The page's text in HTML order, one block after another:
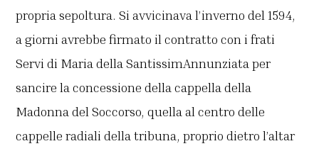
propria sepoltura. Si avvicinava l’inverno del 1594,
a giorni avrebbe firmato il contratto con i frati
Servi di Maria della SantissimAnnunziata per
sancire la concessione della cappella della
Madonna del Soccorso, quella al centro delle
cappelle radiali della tribuna, proprio dietro l’altar